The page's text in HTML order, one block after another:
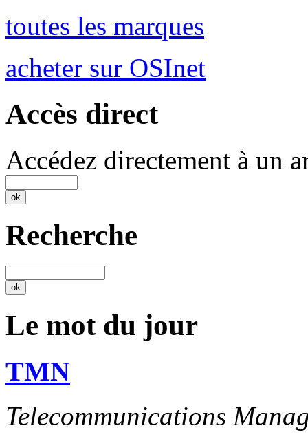
toutes les marques
acheter sur OSInet
Accès direct
Accédez directement à un
Recherche
Le mot du jour
TMN
Telecommunications